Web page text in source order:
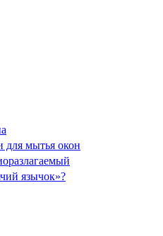
для мытья окон
язычок»?